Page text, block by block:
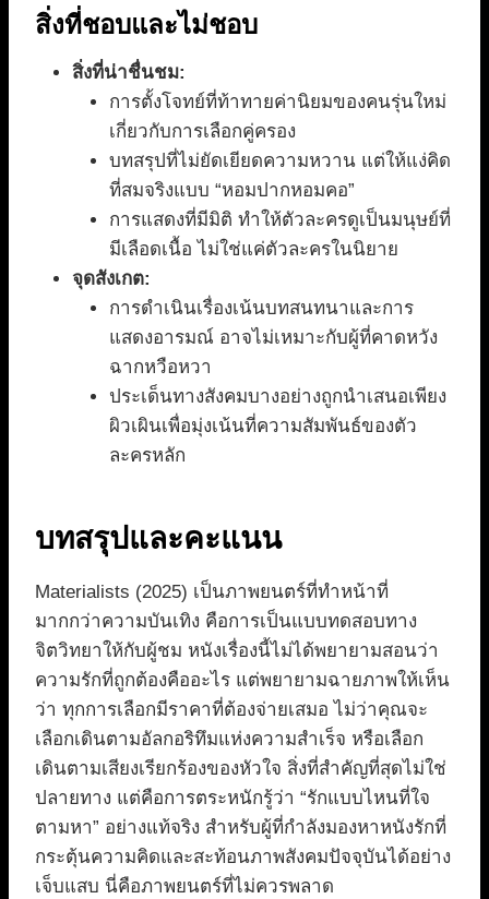
สิ่งที่ชอบและไม่ชอบ
สิ่งที่น่าชื่นชม:
การตั้งโจทย์ที่ท้าทายค่านิยมของคนรุ่นใหม่
เกี่ยวกับการเลือกคู่ครอง
บทสรุปที่ไม่ยัดเยียดความหวาน แต่ให้แง่คิด
ที่สมจริงแบบ “หอมปากหอมคอ”
การแสดงที่มีมิติ ทำให้ตัวละครดูเป็นมนุษย์ที่
มีเลือดเนื้อ ไม่ใช่แค่ตัวละครในนิยาย
จุดสังเกต:
การดำเนินเรื่องเน้นบทสนทนาและการ
แสดงอารมณ์ อาจไม่เหมาะกับผู้ที่คาดหวัง
ฉากหวือหวา
ประเด็นทางสังคมบางอย่างถูกนำเสนอเพียง
ผิวเผินเพื่อมุ่งเน้นที่ความสัมพันธ์ของตัว
ละครหลัก
บทสรุปและคะแนน
Materialists (2025) เป็นภาพยนตร์ที่ทำหน้าที่
มากกว่าความบันเทิง คือการเป็นแบบทดสอบทาง
จิตวิทยาให้กับผู้ชม หนังเรื่องนี้ไม่ได้พยายามสอนว่า
ความรักที่ถูกต้องคืออะไร แต่พยายามฉายภาพให้เห็น
ว่า ทุกการเลือกมีราคาที่ต้องจ่ายเสมอ ไม่ว่าคุณจะ
เลือกเดินตามอัลกอริทึมแห่งความสำเร็จ หรือเลือก
เดินตามเสียงเรียกร้องของหัวใจ สิ่งที่สำคัญที่สุดไม่ใช่
ปลายทาง แต่คือการตระหนักรู้ว่า “รักแบบไหนที่ใจ
ตามหา” อย่างแท้จริง สำหรับผู้ที่กำลังมองหาหนังรักที่
กระตุ้นความคิดและสะท้อนภาพสังคมปัจจุบันได้อย่าง
เจ็บแสบ นี่คือภาพยนตร์ที่ไม่ควรพลาด